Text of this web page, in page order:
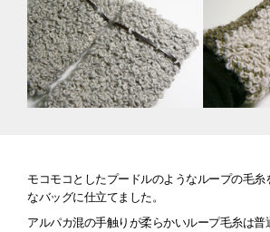
モコモコとしたプードルのようなループの毛糸
なバッグに仕立てました。
アルパカ混の手触りが柔らかいループ毛糸は普